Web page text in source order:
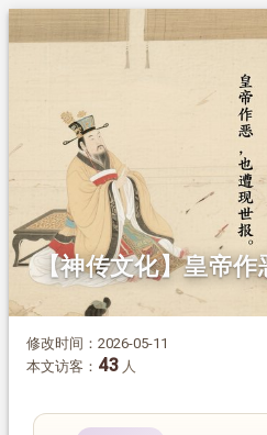
2.正文
【神传文化】皇帝
修改时间：2026-05-11
本文访客： 43 人